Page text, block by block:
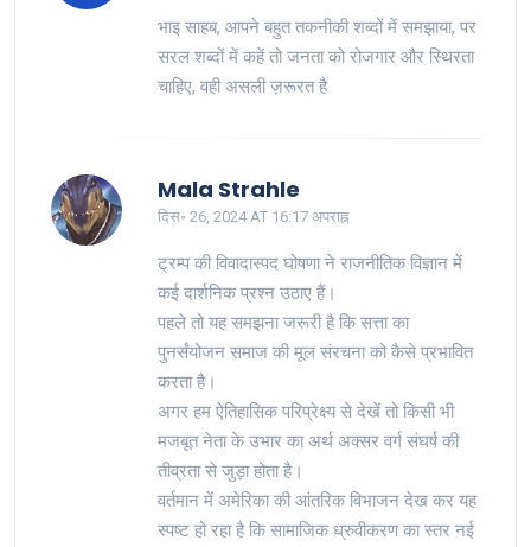
भाइ साहब, आपने बहुत तकनीकी शब्दों में समझाया, पर
सरल शब्दों में कहें तो जनता को रोजगार और स्थिरता
चाहिए, वही असली ज़रूरत है
Mala Strahle
दिस॰ 26, 2024 AT 16:17 अपराह्न
ट्रम्प की विवादास्पद घोषणा ने राजनीतिक विज्ञान में
कई दार्शनिक प्रश्न उठाए हैं।
पहले तो यह समझना जरूरी है कि सत्ता का
पुनर्संयोजन समाज की मूल संरचना को कैसे प्रभावित
करता है।
अगर हम ऐतिहासिक परिप्रेक्ष्य से देखें तो किसी भी
मजबूत नेता के उभार का अर्थ अक्सर वर्ग संघर्ष की
तीव्रता से जुड़ा होता है।
वर्तमान में अमेरिका की आंतरिक विभाजन देख कर यह
स्पष्ट हो रहा है कि सामाजिक ध्रुवीकरण का स्तर नई